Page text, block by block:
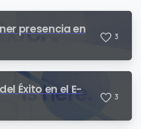
presencia en
3
Éxito en el E-
3